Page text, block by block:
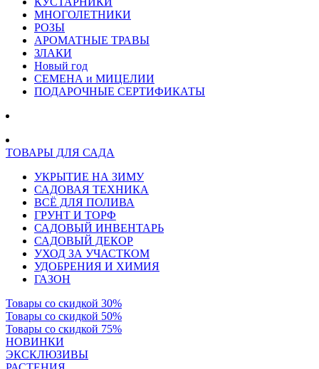
МНОГОЛЕТНИКИ
РОЗЫ
АРОМАТНЫЕ ТРАВЫ
ЗЛАКИ
Новый год
СЕМЕНА и МИЦЕЛИИ
ПОДАРОЧНЫЕ СЕРТИФИКАТЫ
ТОВАРЫ ДЛЯ САДА
УКРЫТИЕ НА ЗИМУ
САДОВАЯ ТЕХНИКА
ВСЁ ДЛЯ ПОЛИВА
ГРУНТ И ТОРФ
САДОВЫЙ ИНВЕНТАРЬ
САДОВЫЙ ДЕКОР
УХОД ЗА УЧАСТКОМ
УДОБРЕНИЯ И ХИМИЯ
ГАЗОН
Товары со скидкой 30%
Товары со скидкой 50%
Товары со скидкой 75%
НОВИНКИ
ЭКСКЛЮЗИВЫ